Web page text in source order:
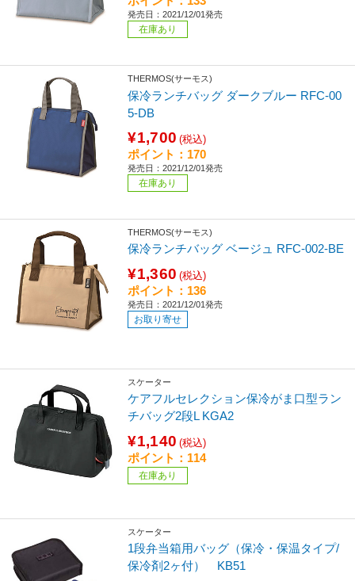
発売日：2021/12/01発売
在庫あり
THERMOS(サーモス)
保冷ランチバッグ ダークブルー RFC-00
5-DB
¥1,700 (税込)
ポイント：170
発売日：2021/12/01発売
在庫あり
THERMOS(サーモス)
保冷ランチバッグ ベージュ RFC-002-BE
¥1,360 (税込)
ポイント：136
発売日：2021/12/01発売
お取り寄せ
スケーター
ケアフルセレクション保冷がま口型ラン
チバッグ2段L KGA2
¥1,140 (税込)
ポイント：114
在庫あり
スケーター
1段弁当箱用バッグ（保冷・保温タイプ/
保冷剤2ヶ付） KB51